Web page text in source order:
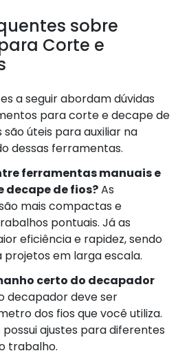
sobre
Corte e
a seguir abordam dúvidas
para corte e decape de
são úteis para auxiliar na
dessas ferramentas.
ferramentas manuais e
decape de fios?As
mais compactas e
pontuais. Já as
eficiência e rapidez, sendo
em larga escala.
certo do decapador
decapador deve ser
dos fios que você utiliza.
ajustes para diferentes
trabalho.